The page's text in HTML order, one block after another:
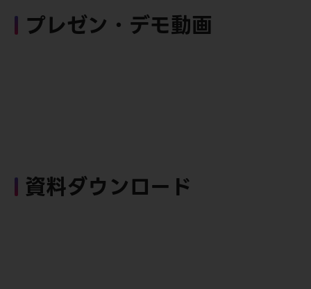
プレゼン・デモ動画
資料ダウンロード